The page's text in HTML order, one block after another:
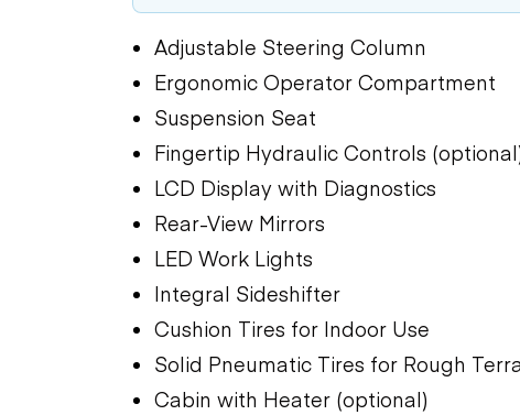
Adjustable Steering Column
Ergonomic Operator Compartment
Suspension Seat
Fingertip Hydraulic Controls
LCD Display with Diagnostics
Rear-View Mirrors
LED Work Lights
Integral Sideshifter
Cushion Tires for Indoor Use
Solid Pneumatic Tires for Rough
Cabin with Heater (optional)